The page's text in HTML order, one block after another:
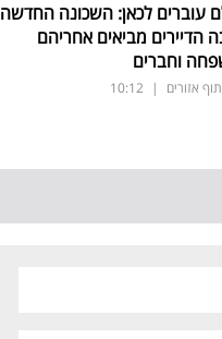
עוברים לכאן: השכונה החדשה
הדיירים מביאים אחריהם
וחברים
אזורים |
10:12